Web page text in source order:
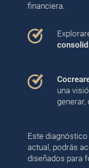
financiera.
una
Este
actual, podrás
diseñados para